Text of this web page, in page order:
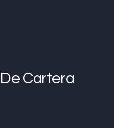
Cartera